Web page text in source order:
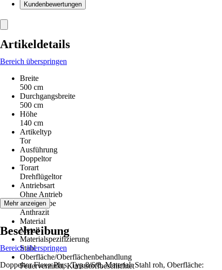
Kundenbewertungen
Artikeldetails
Bereich überspringen
Breite
500 cm
Durchgangsbreite
500 cm
Höhe
140 cm
Artikeltyp
Tor
Ausführung
Doppeltor
Torart
Drehflügeltor
Antriebsart
Ohne Antrieb
Grundfarbe
Anthrazit
Material
Metall
Materialspezifizierung
Stahl
Oberfläche/Oberflächenbehandlung
Feuerverzinkt, Kunststoffbeschichtet
Mehr anzeigen
Beschreibung
Bereich überspringen
Doppeltor Flexo Plus, Typ 8/6/8, Material: Stahl roh, Oberfläche: